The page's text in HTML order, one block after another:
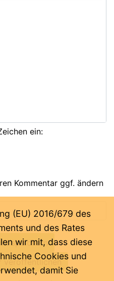
ein:
Kommentar ggf. ändern
(EU) 2016/679 des
und des Rates
wir mit, dass diese
Cookies und
damit Sie